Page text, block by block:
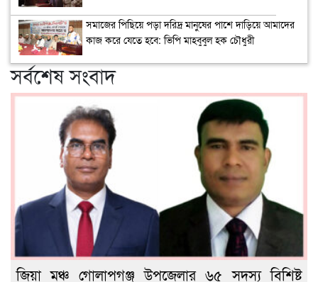
সমাজের পিছিয়ে পড়া দরিদ্র মানুষের পাশে দাড়িয়ে আমাদের
কাজ করে যেতে হবে: ভিপি মাহবুবুল হক চৌধুরী
সর্বশেষ সংবাদ
জিয়া মঞ্চ গোলাপগঞ্জ উপজেলার ৬৫ সদস্য বিশিষ্ট